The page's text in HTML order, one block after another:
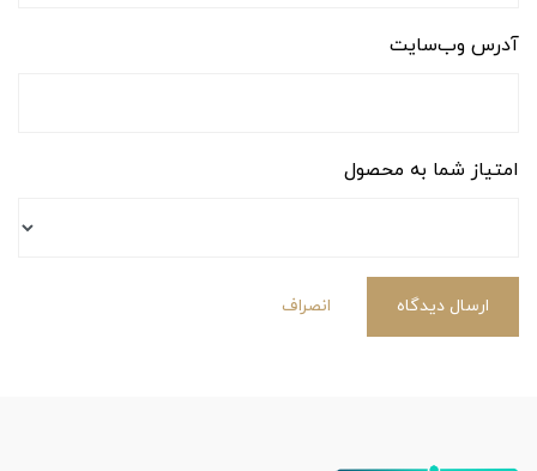
آدرس وب‌سایت
امتیاز شما به محصول
ارسال دیدگاه انصراف